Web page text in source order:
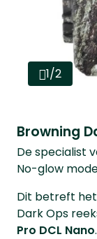
1/2
Browning
De specialist
No-glow
Dit betreft
Dark Ops
Pro DCL Nano.